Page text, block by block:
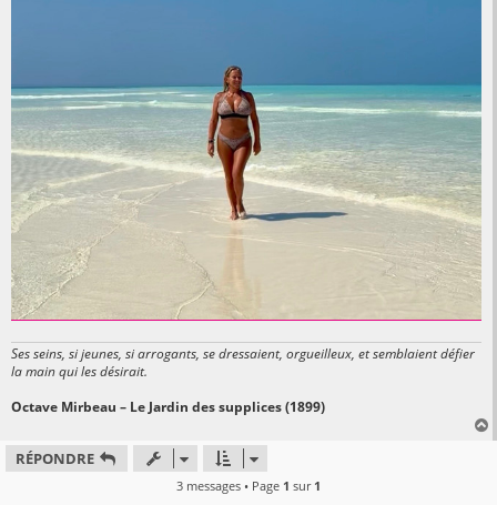
Ses seins, si jeunes, si arrogants, se dressaient, orgueilleux, et semblaient défier
la main qui les désirait.
Octave Mirbeau – Le Jardin des supplices (1899)
RÉPONDRE
3 messages • Page 1 sur 1